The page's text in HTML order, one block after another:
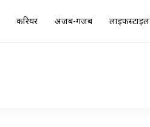
करियर अजब-गजब लाइफस्टाइल